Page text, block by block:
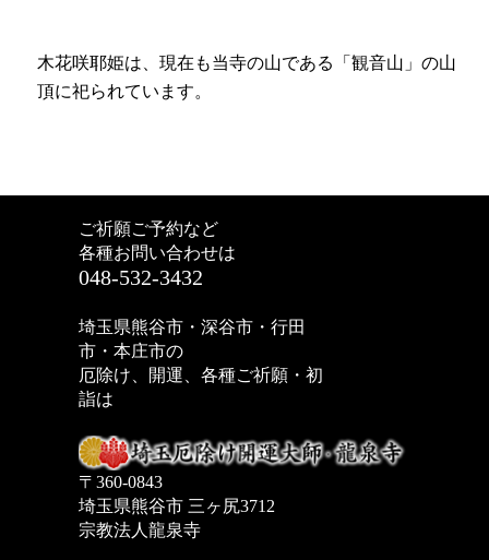
木花咲耶姫は、現在も当寺の山である「観音山」の山
頂に祀られています。
ご祈願ご予約など
各種お問い合わせは
048-532-3432
埼玉県熊谷市・深谷市・行田
市・本庄市の
厄除け、開運、各種ご祈願・初
詣は
〒360-0843
埼玉県熊谷市 三ヶ尻3712
宗教法人龍泉寺